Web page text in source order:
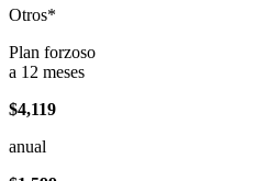
Otros*
Plan forzoso
a 12 meses
$4,119
anual